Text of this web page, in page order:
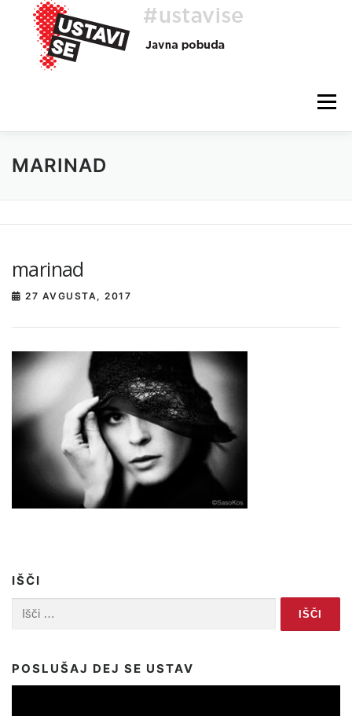
Preskoči
vsebino
Meni
O AKCIJI HEJ, TI, #USTAVISE
MARINAD
marinad
27 AVGUSTA, 2017
IŠČI
POSLUŠAJ DEJ SE USTAV